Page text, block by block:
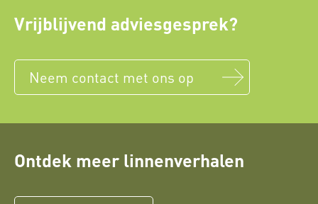
Vrijblijvend adviesgesprek?
Neem contact met ons op
Ontdek meer linnenverhalen